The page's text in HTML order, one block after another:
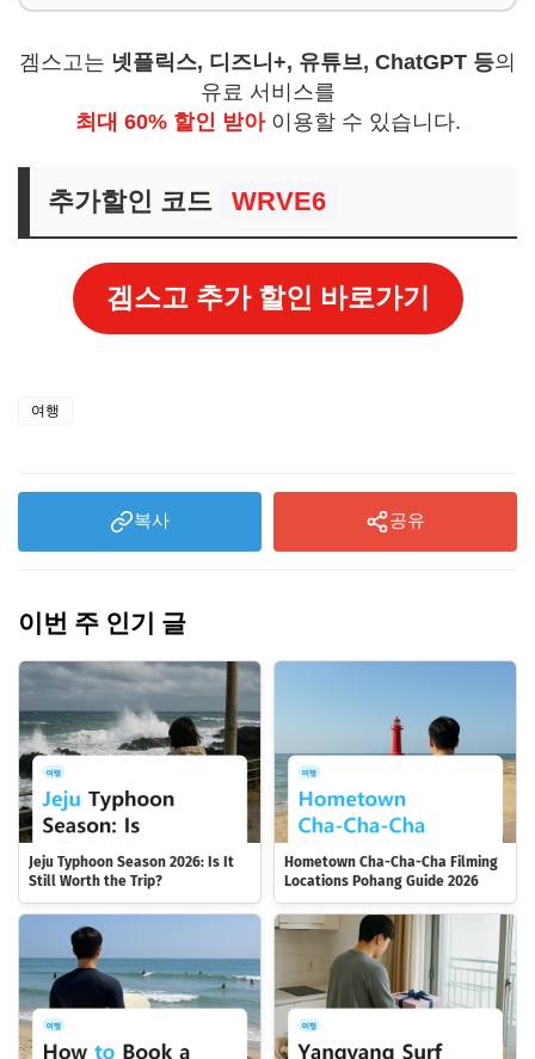
겜스고는 넷플릭스, 디즈니+, 유튜브, ChatGPT 등의
유료 서비스를
최대 60% 할인 받아이용할 수 있습니다.
추가할인 코드 WRVE6
겜스고 추가 할인 바로가기
여행
복사 공유
이번 주 인기 글
Jeju Typhoon Season 2026: Is It
Still Worth the Trip?
Hometown Cha-Cha-Cha Filming
Locations Pohang Guide 2026